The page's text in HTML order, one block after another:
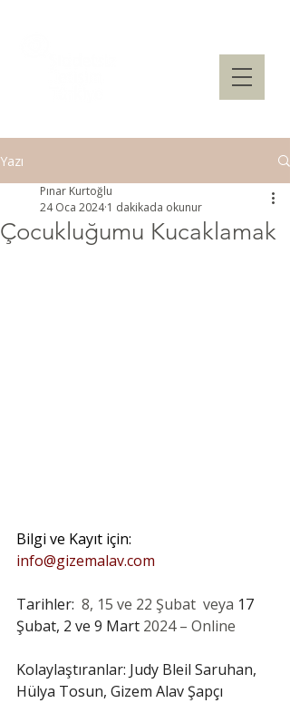
Yazı
Çocukluğumu Kucaklamak
Pınar Kurtoğlu
24 Oca 2024 1 dakikada okunur
Bilgi ve Kayıt için:
info@gizemalav.com
Tarihler: 8, 15 ve 22 Şubat  veya 17
Şubat, 2 ve 9 Mart 2024 – Online
Kolaylaştıranlar: Judy Bleil Saruhan,
Hülya Tosun, Gizem Alav Şapçı